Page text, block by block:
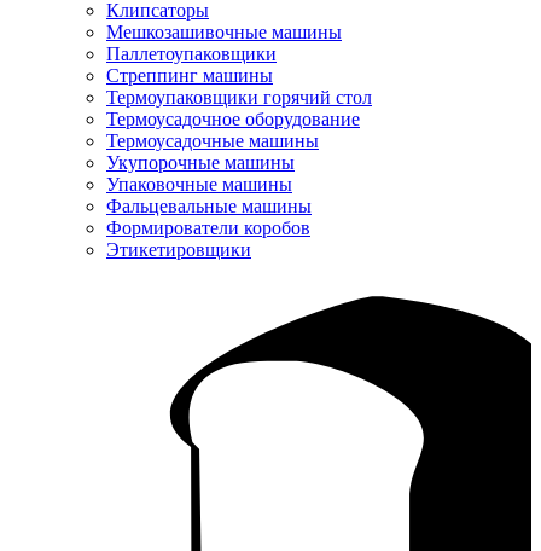
Клипсаторы
Мешкозашивочные машины
Паллетоупаковщики
Стреппинг машины
Термоупаковщики горячий стол
Термоусадочное оборудование
Термоусадочные машины
Укупорочные машины
Упаковочные машины
Фальцевальные машины
Формирователи коробов
Этикетировщики